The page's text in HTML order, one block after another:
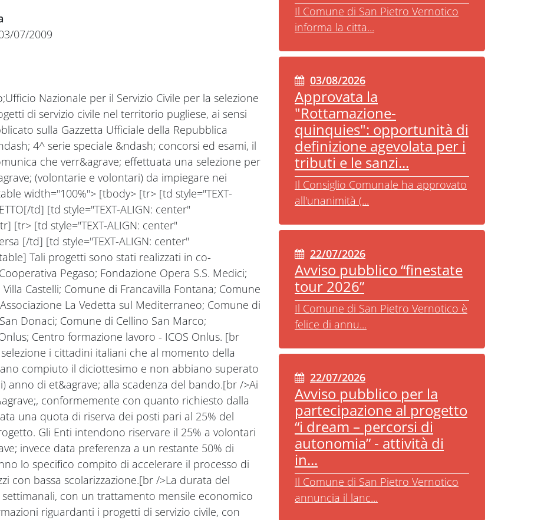
07/2009
Nazionale per il Servizio Civile per la selezione
di servizio civile nel territorio pugliese, ai sensi
sulla Gazzetta Ufficiale della Repubblica
4^ serie speciale &ndash; concorsi ed esami, il
che verr&agrave; effettuata una selezione per
(volontarie e volontari) da impiegare nei
width="100%"> [tbody> [tr> [td style="TEXT-
td] [td style="TEXT-ALIGN: center"
[tr> [td style="TEXT-ALIGN: center"
[/td] [td style="TEXT-ALIGN: center"
Tali progetti sono stati realizzati in co-
Pegaso; Fondazione Opera S.S. Medici;
Castelli; Comune di Francavilla Fontana; Comune
La Vedetta sul Mediterraneo; Comune di
Donaci; Comune di Cellino San Marco;
Centro formazione lavoro - ICOS Onlus. [br
i cittadini italiani che al momento della
compiuto il diciottesimo e non abbiano superato
anno di et&agrave; alla scadenza del bando.[br />Ai
conformemente con quanto richiesto dalla
una quota di riserva dei posti pari al 25% del
Gli Enti intendono riservare il 25% a volontari
invece data preferenza a un restante 50% di
lo specifico compito di accelerare il processo di
con bassa scolarizzazione.[br />La durata del
settimanali, con un trattamento mensile economico
riguardanti i progetti di servizio civile, con
Il Comune di San Pietro Vernotico
informa la citta...
03/08/2026
Approvata la
"Rottamazione-
quinquies": opportunità di
definizione agevolata per i
tributi e le sanzi...
Il Consiglio Comunale ha approvato
all'unanimità (...
22/07/2026
Avviso pubblico “finestate
tour 2026”
Il Comune di San Pietro Vernotico è
felice di annu...
22/07/2026
Avviso pubblico per la
partecipazione al progetto
“i dream – percorsi di
autonomia” - attività di
in...
Il Comune di San Pietro Vernotico
annuncia il lanc...